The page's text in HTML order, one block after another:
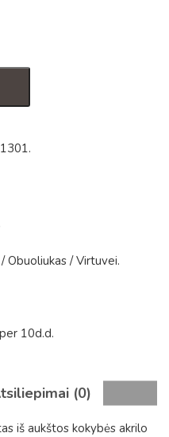
.
/Obuoliukas /Virtuvei.
10d.d.
(0)
iš aukštos kokybės akrilo